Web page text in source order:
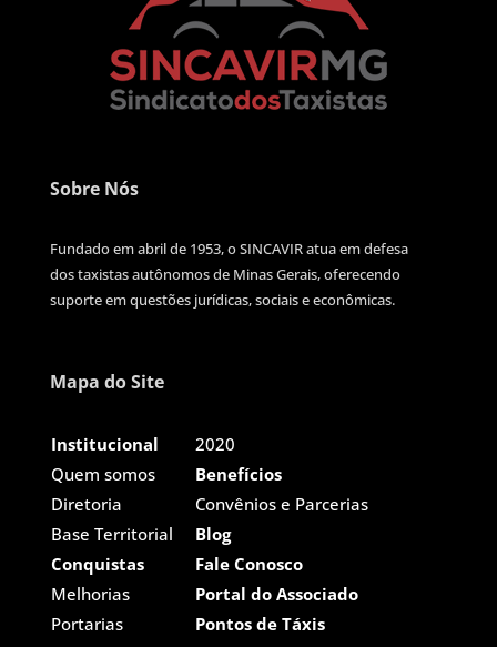
Sobre Nós
Fundado em abril de 1953, o SINCAVIR atua em defesa
dos taxistas autônomos de Minas Gerais, oferecendo
suporte em questões jurídicas, sociais e econômicas.
Mapa do Site
Institucional
2020
Quem somos
Benefícios
Diretoria
Convênios e Parcerias
Base Territorial
Blog
Conquistas
Fale Conosco
Melhorias
Portal do Associado
Portarias
Pontos de Táxis